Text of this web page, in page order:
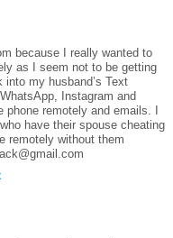
because I really wanted to
as I seem not to be getting
my husband’s Text
Instagram and
remotely and emails. I
have their spouse cheating
remotely without them